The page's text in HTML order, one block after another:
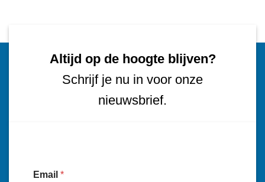
Altijd op de hoogte blijven?
Schrijf je nu in voor onze
nieuwsbrief.
Email *